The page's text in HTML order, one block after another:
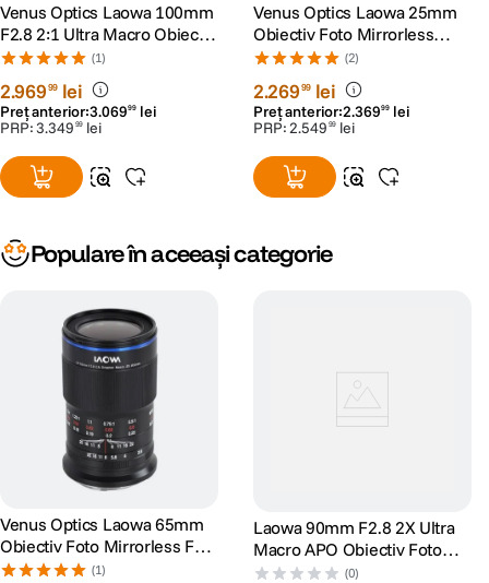
Venus Optics Laowa 100mm
F2.8 2:1 Ultra Macro Obiectiv
Foto Mirrorless Canon RF
(1)
2.96999 lei
Preț anterior:3.06999 lei
PRP:3.349 99 lei
Venus Optics Laowa 25mm
Obiectiv Foto Mirrorless
F/2.8 2.5-5X Ultra-Macro
Sony FE
(2)
2.26999 lei
Preț anterior:2.36999 lei
PRP:2.549 99 lei
Populare în aceeași categorie
Venus Optics Laowa 65mm
Obiectiv Foto Mirrorless F2.8
2X Ultra-Macro Montura
(1)
Laowa 90mm F2.8 2X Ultra
Macro APO Obiectiv Foto
Mirrorless Montura E
(0)